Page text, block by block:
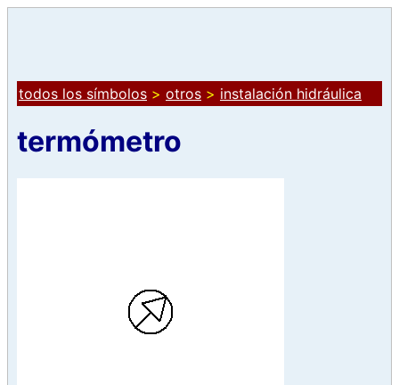
todos los símbolos > otros > instalación hidráulica
termómetro